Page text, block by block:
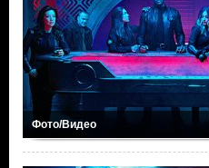
Фото/Видео